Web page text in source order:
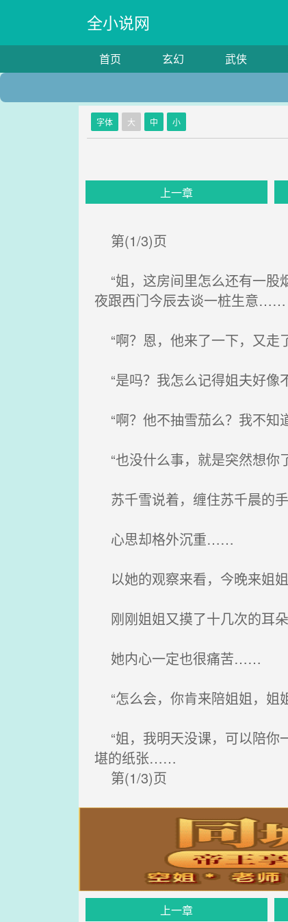
全小说网
首页 玄幻 武侠
字体 大 中 小
上一章
第(1/3)页
“姐，这房间里怎么还有一股
夜跟西门今辰去谈一桩生意……
“啊？恩，他来了一下，又
“是吗？我怎么记得姐夫好像
“啊？他不抽雪茄么？我不知
“也没什么事，就是突然想你
苏千雪说着，缠住苏千晨的
心思却格外沉重……
以她的观察来看，今晚来姐
刚刚姐姐又摸了十几次的耳
她内心一定也很痛苦……
“怎么会，你肯来陪姐姐，姐
“姐，我明天没课，可以陪你
堪的纸张……
第(1/3)页
上一章